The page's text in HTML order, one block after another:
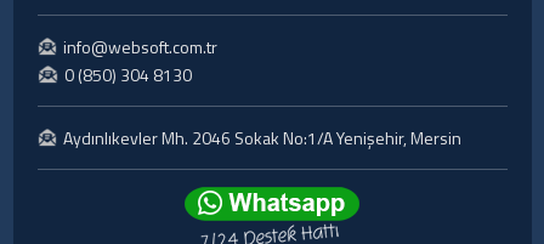
info@websoft.com.tr
0 (850) 304 8130
Aydınlıkevler Mh. 2046 Sokak No:1/A Yenişehir, Mersin